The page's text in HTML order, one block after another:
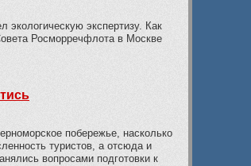
экологическую экспертизу. Как
Росморречфлота в Москве
побережье, насколько
туристов, а отсюда и
вопросами подготовки к